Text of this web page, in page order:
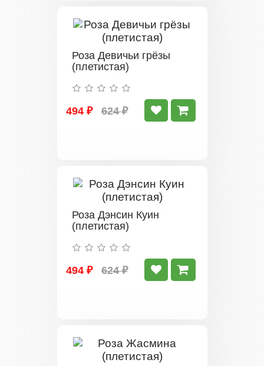
Роза Девичьи грёзы
(плетистая)
494 ₽ 624 ₽
Роза Дэнсин Куин
(плетистая)
494 ₽ 624 ₽